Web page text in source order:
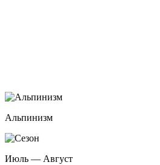
Альпинизм
Июль — Август